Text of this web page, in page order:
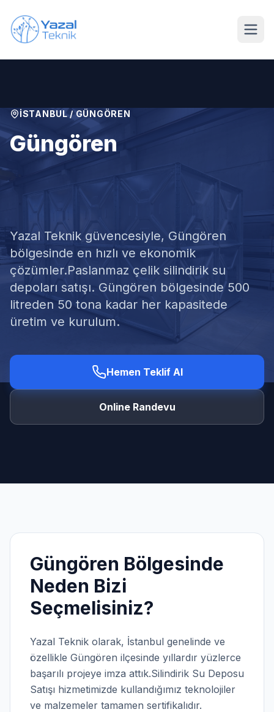
Ücretsiz Keşif Al
İSTANBUL/ GÜNGÖREN
Güngören
Silindirik Su Deposu
Satışı
Yazal Teknik güvencesiyle, Güngören
bölgesinde en hızlı ve ekonomik
çözümler.Paslanmaz çelik silindirik su
depoları satışı. Güngören bölgesinde 500
litreden 50 tona kadar her kapasitede
üretim ve kurulum.
Hemen Teklif Al
Online Randevu
Güngören Bölgesinde
Neden Bizi
Seçmelisiniz?
Yazal Teknik olarak, İstanbul genelinde ve
özellikle Güngören ilçesinde yıllardır yüzlerce
başarılı projeye imza attık.Silindirik Su Deposu
Satışı hizmetimizde kullandığımız teknolojiler
ve malzemeler tamamen sertifikalıdır.